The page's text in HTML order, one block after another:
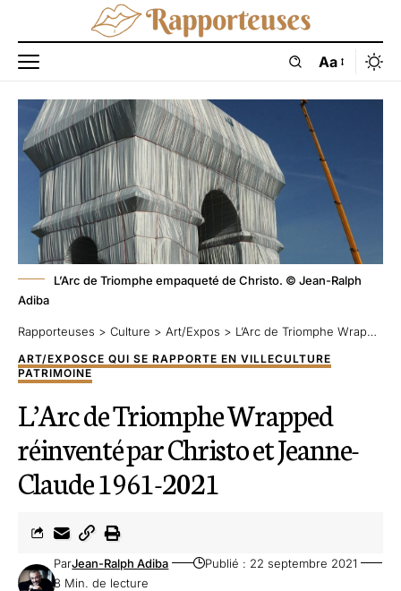
Aa
L’Arc de Triomphe empaqueté de Christo. © Jean-Ralph
Adiba
Rapporteuses > Culture > Art/Expos > L’Arc de Triomphe Wrapped réinventé par Christo et Jeanne-Claude 1961-2021
ART/EXPOSCE QUI SE RAPPORTE EN VILLECULTURE
PATRIMOINE
L’Arc de Triomphe Wrapped
réinventé par Christo et Jeanne-
Claude 1961-2021
ParJean-Ralph Adiba
Publié : 22 septembre 2021
8 Min. de lecture